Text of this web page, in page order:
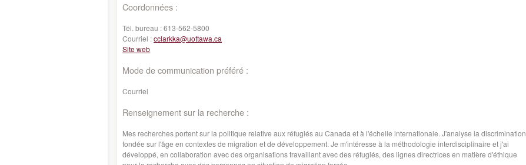
Coordonnées :
Tél. bureau :613-562-5800
Courriel :cclarkka@uottawa.ca
Site web
Mode de communication préféré :
Courriel
Renseignement sur la recherche :
Mes recherches portent sur la politique relative aux réfugiés au Canada et à l'échelle internationale. J'analyse la discrimination
fondée sur l'âge en contextes de migration et de développement. Je m'intéresse à la méthodologie interdisciplinaire et j'ai
développé, en collaboration avec des organisations travaillant avec des réfugiés, des lignes directrices en matière d'éthique